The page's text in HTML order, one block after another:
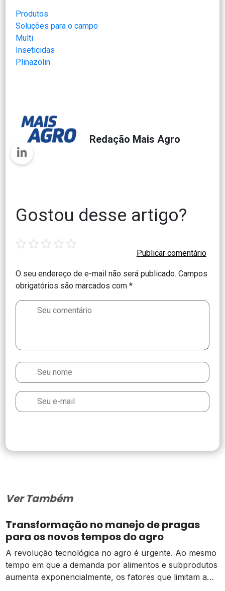
Produtos
Soluções para o campo
Multi
Inseticidas
Plinazolin
Redação Mais Agro
Gostou desse artigo?
O seu endereço de e-mail não será publicado. Campos
obrigatórios são marcados com*
star stars stars stars stars
Ver Também
Transformação no manejo de pragas
para os novos tempos do agro
A revolução tecnológica no agro é urgente. Ao mesmo
tempo em que a demanda por alimentos e subprodutos
aumenta exponencialmente, os fatores que limitam a